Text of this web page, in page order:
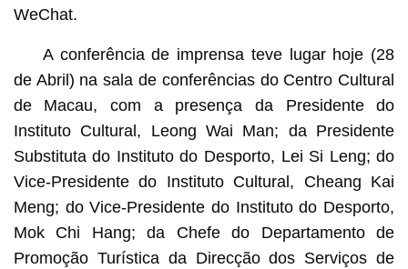
WeChat.
A conferência de imprensa teve lugar hoje (28
de Abril) na sala de conferências do Centro Cultural
de Macau, com a presença da Presidente do
Instituto Cultural, Leong Wai Man; da Presidente
Substituta do Instituto do Desporto, Lei Si Leng; do
Vice-Presidente do Instituto Cultural, Cheang Kai
Meng; do Vice-Presidente do Instituto do Desporto,
Mok Chi Hang; da Chefe do Departamento de
Promoção Turística da Direcção dos Serviços de